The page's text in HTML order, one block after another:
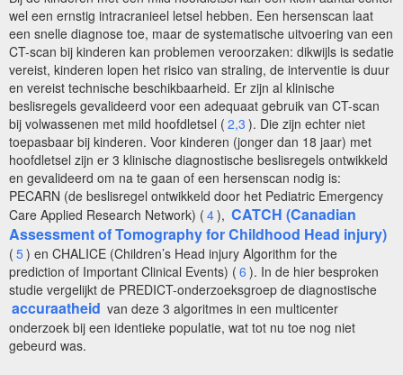
wel een ernstig intracranieel letsel hebben. Een hersenscan laat
een snelle diagnose toe, maar de systematische uitvoering van een
CT-scan bij kinderen kan problemen veroorzaken: dikwijls is sedatie
vereist, kinderen lopen het risico van straling, de interventie is duur
en vereist technische beschikbaarheid. Er zijn al klinische
beslisregels gevalideerd voor een adequaat gebruik van CT-scan
bij volwassenen met mild hoofdletsel ( 2,3 ). Die zijn echter niet
toepasbaar bij kinderen. Voor kinderen (jonger dan 18 jaar) met
hoofdletsel zijn er 3 klinische diagnostische beslisregels ontwikkeld
en gevalideerd om na te gaan of een hersenscan nodig is:
PECARN (de beslisregel ontwikkeld door het Pediatric Emergency
Care Applied Research Network) ( 4), CATCH (Canadian
Assessment of Tomography for Childhood Head injury)
( 5) en CHALICE (Children’s Head injury Algorithm for the
prediction of Important Clinical Events) ( 6 ). In de hier besproken
studie vergelijkt de PREDICT-onderzoeksgroep de diagnostische
accuraatheid van deze 3 algoritmes in een multicenter
onderzoek bij een identieke populatie, wat tot nu toe nog niet
gebeurd was.